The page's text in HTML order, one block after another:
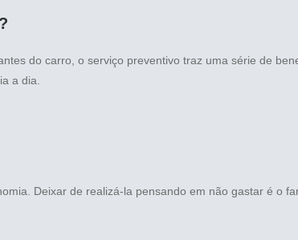
do carro, o serviço preventivo traz uma série de
a dia.
Deixar de realizá-la pensando em não gastar é o